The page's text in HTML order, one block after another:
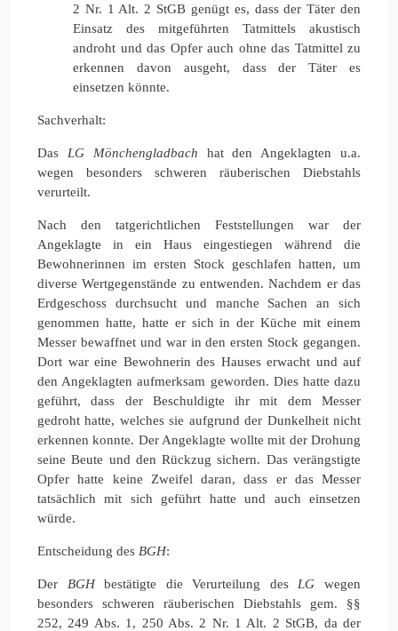
2 Nr. 1 Alt. 2 StGB genügt es, dass der Täter den
Einsatz des mitgeführten Tatmittels akustisch
androht und das Opfer auch ohne das Tatmittel zu
erkennen davon ausgeht, dass der Täter es
einsetzen könnte.
Sachverhalt:
Das LG Mönchengladbach hat den Angeklagten u.a.
wegen besonders schweren räuberischen Diebstahls
verurteilt.
Nach den tatgerichtlichen Feststellungen war der
Angeklagte in ein Haus eingestiegen während die
Bewohnerinnen im ersten Stock geschlafen hatten, um
diverse Wertgegenstände zu entwenden. Nachdem er das
Erdgeschoss durchsucht und manche Sachen an sich
genommen hatte, hatte er sich in der Küche mit einem
Messer bewaffnet und war in den ersten Stock gegangen.
Dort war eine Bewohnerin des Hauses erwacht und auf
den Angeklagten aufmerksam geworden. Dies hatte dazu
geführt, dass der Beschuldigte ihr mit dem Messer
gedroht hatte, welches sie aufgrund der Dunkelheit nicht
erkennen konnte. Der Angeklagte wollte mit der Drohung
seine Beute und den Rückzug sichern. Das verängstigte
Opfer hatte keine Zweifel daran, dass er das Messer
tatsächlich mit sich geführt hatte und auch einsetzen
würde.
Entscheidung des BGH:
Der BGHbestätigte die Verurteilung des LG wegen
besonders schweren räuberischen Diebstahls gem. §§
252, 249 Abs. 1, 250 Abs. 2 Nr. 1 Alt. 2 StGB, da der